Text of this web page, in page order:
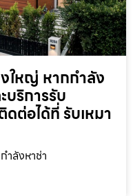
ใหญ่ หากกำลัง
บริการรับ
ต่อได้ที่ รับเหมา
ำลังหาช่า